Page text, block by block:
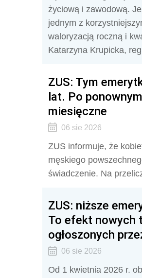
życiową i zawodową.
jednym z
waloryzacją roczną i
Katarzyna Krupicka,
ZUS: Tym
lat. Po
miesięczne
06 sie 2026
ZUS informuje, że
męskiego
świadczenie. Na
ZUS: niższe
To efekt nowych
ogłoszonych
06 sie 2026
Od 1 kwietnia 2026 r.